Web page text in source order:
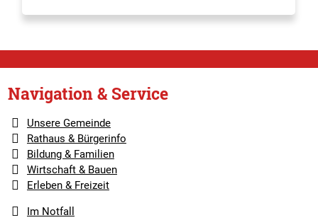
Navigation & Service
Unsere Gemeinde
Rathaus & Bürgerinfo
Bildung & Familien
Wirtschaft & Bauen
Erleben & Freizeit
Im Notfall